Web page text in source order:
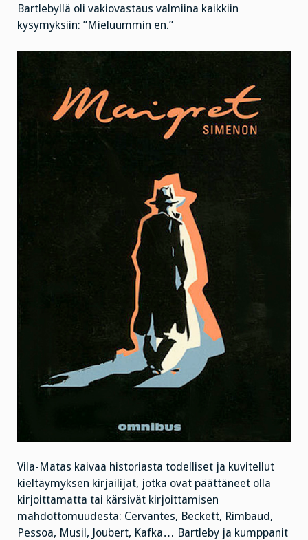
Bartlebyllä oli vakiovastaus valmiina kaikkiin
kysymyksiin: ”Mieluummin en.”
Vila-Matas kaivaa historiasta todelliset ja kuvitellut
kieltäymyksen kirjailijat, jotka ovat päättäneet olla
kirjoittamatta tai kärsivät kirjoittamisen
mahdottomuudesta: Cervantes, Beckett, Rimbaud,
Pessoa, Musil, Joubert, Kafka… Bartleby ja kumppanit